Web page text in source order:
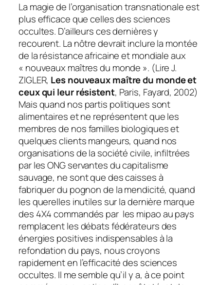
La magie de l’organisation transnationale est
plus efficace que celles des sciences
occultes. D’ailleurs ces dernières y
recourent. La nôtre devrait inclure la montée
de la résistance africaine et mondiale aux
« nouveaux maîtres du monde ». (Lire J.
ZIGLER, Les nouveaux maître du monde et
ceux qui leur résistent, Paris, Fayard, 2002)
Mais quand nos partis politiques sont
alimentaires et ne représentent que les
membres de nos familles biologiques et
quelques clients mangeurs, quand nos
organisations de la société civile, infiltrées
par les ONG servantes du capitalisme
sauvage, ne sont que des caisses à
fabriquer du pognon de la mendicité, quand
les querelles inutiles sur la dernière marque
des 4X4 commandés par les mipaoau pays
remplacent les débats fédérateurs des
énergies positives indispensables à la
refondation du pays, nous croyons
rapidement en l’efficacité des sciences
occultes. Il me semble qu’il y a, à ce point